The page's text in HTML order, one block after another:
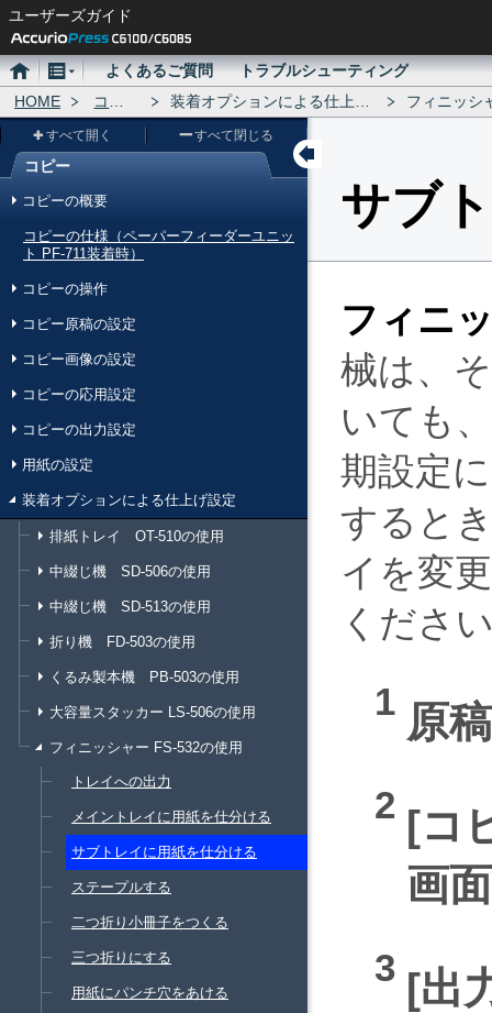
ユーザーズガイド
ホ
ー
メ
ニ
ュ
ー
よくあるご質問
トラブルシューティング
HOME
コピー 装着オプションによる仕上げ設定 フィニッシャ
メ
ー
コピー
すべて開く すべて閉じる
コピーの概要
コピーの仕様（ペーパーフィーダーユニッ
ト PF-711装着時）
コピーの操作
コピー原稿の設定
コピー画像の設定
コピーの応用設定
コピーの出力設定
用紙の設定
装着オプションによる仕上げ設定
排紙トレイ OT-510の使用
中綴じ機 SD-506の使用
中綴じ機 SD-513の使用
折り機 FD-503の使用
くるみ製本機 PB-503の使用
大容量スタッカー LS-506の使用
フィニッシャー FS-532の使用
トレイへの出力
メイントレイに用紙を仕分ける
サブトレイに用紙を仕分ける
ステープルする
二つ折り小冊子をつくる
三つ折りにする
用紙にパンチ穴をあける
サブ
フィニ
械は、
いても、
期設定
すると
イを変
くださ
原
コ
画
出